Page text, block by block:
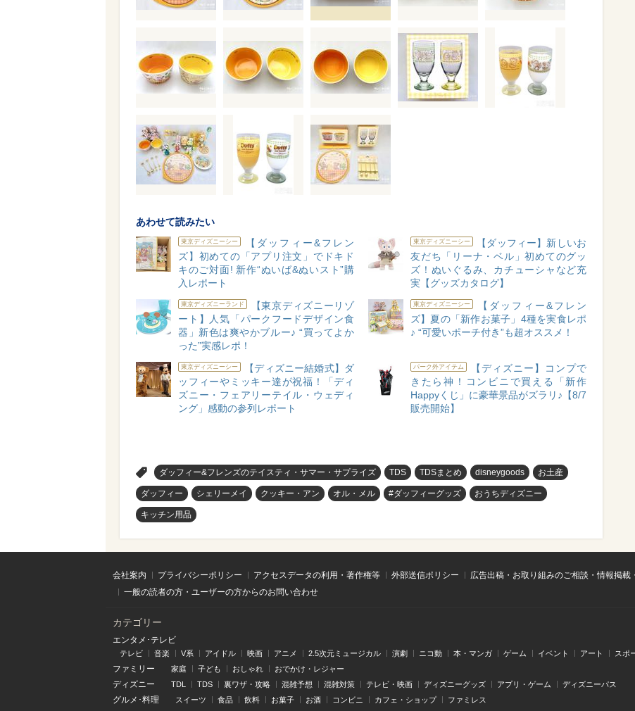
あわせて読みたい
東京ディズニーシー
【ダッフィー&フレン
ズ】初めての「アプリ注文」でドキド
キのご対面! 新作“ぬいば&ぬいスト”購
入レポート
東京ディズニーシー
【ダッフィー】新しいお
友だち「リーナ・ベル」初めてのグッ
ズ！ぬいぐるみ、カチューシャなど充
実【グッズカタログ】
東京ディズニーランド
【東京ディズニーリゾ
ート】人気「パークフードデザイン食
器」新色は爽やかブルー♪ “買ってよか
った”実感レポ！
東京ディズニーシー
【ダッフィー&フレン
ズ】夏の「新作お菓子」4種を実食レポ
♪ “可愛いポーチ付き”も超オススメ！
東京ディズニーシー
【ディズニー結婚式】ダ
ッフィーやミッキー達が祝福！「ディ
ズニー・フェアリーテイル・ウェディ
ング」感動の参列レポート
パーク外アイテム
【ディズニー】コンプで
きたら神！コンビニで買える「新作
Happyくじ」に豪華景品がズラリ♪【8/7
販売開始】
ダッフィー&フレンズのテイスティ・サマー・サプライズ TDS TDSまとめ disneygoods お土産
ダッフィー シェリーメイ クッキー・アン オル・メル #ダッフィーグッズ おうちディズニー
キッチン用品
会社案内 プライバシーポリシー アクセスデータの利用・著作権等 外部送信ポリシー
広告出稿・お取り組みのご相談・情報掲載
一般の読者の方・ユーザーの方からのお問い合わせ
カテゴリー
エンタメ･テレビ
テレビ 音楽 V系 アイドル 映画 アニメ 2.5次元ミュージカル 演劇 ニコ動 本・マンガ ゲーム イベント アート スポ
ファミリー 家庭 子ども おしゃれ おでかけ・レジャー
ディズニー TDL TDS 裏ワザ・攻略 混雑予想 混雑対策 テレビ・映画 ディズニーグッズ アプリ・ゲーム ディズニーパス
グルメ･料理 スイーツ 食品 飲料 お菓子 お酒 コンビニ カフェ・ショップ ファミレス